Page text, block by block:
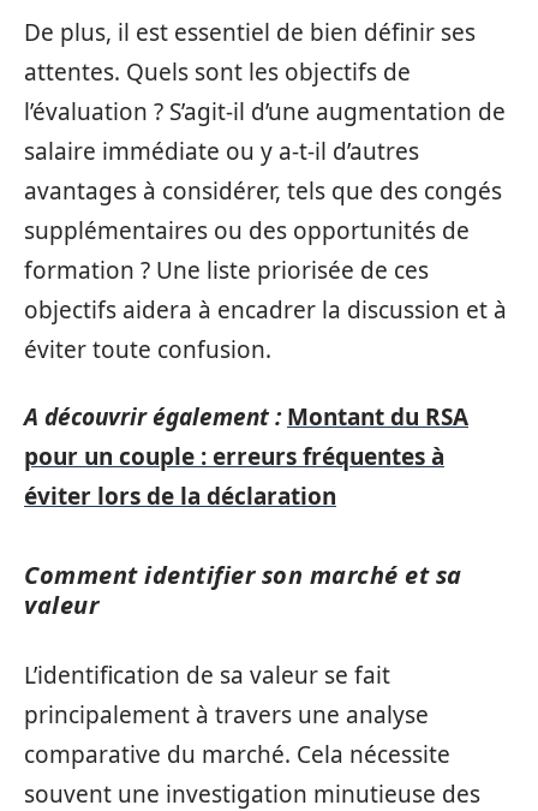
De plus, il est essentiel de bien définir ses
attentes. Quels sont les objectifs de
l’évaluation ? S’agit-il d’une augmentation de
salaire immédiate ou y a-t-il d’autres
avantages à considérer, tels que des congés
supplémentaires ou des opportunités de
formation ? Une liste priorisée de ces
objectifs aidera à encadrer la discussion et à
éviter toute confusion.
A découvrir également : Montant du RSA
pour un couple : erreurs fréquentes à
éviter lors de la déclaration
Comment identifier son marché et sa
valeur
L’identification de sa valeur se fait
principalement à travers une analyse
comparative du marché. Cela nécessite
souvent une investigation minutieuse des